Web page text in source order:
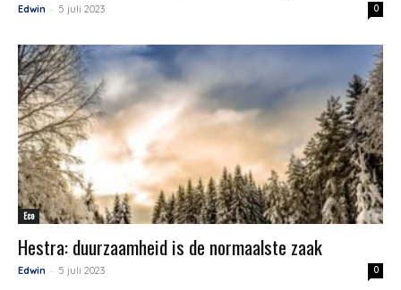
Edwin - 5 juli 2023 0
Eco
Hestra: duurzaamheid is de normaalste zaak
Edwin - 5 juli 2023 0